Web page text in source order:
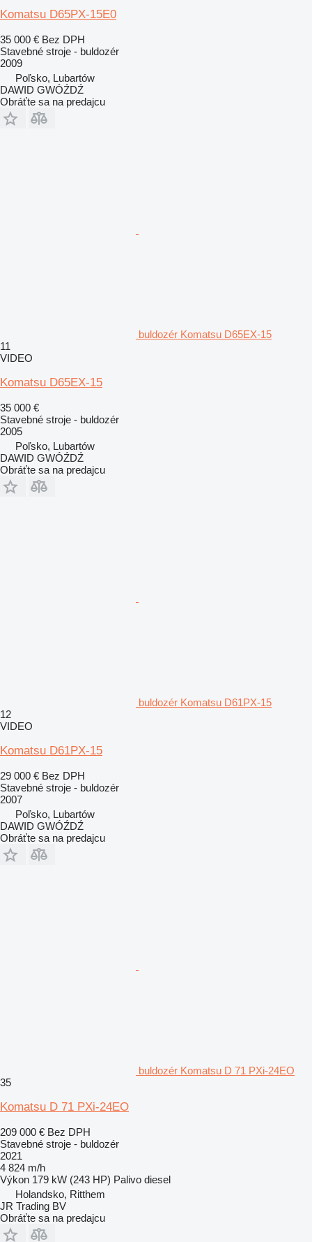
Komatsu D65PX-15E0
35 000 € Bez DPH
Stavebné stroje - buldozér
2009
Poľsko, Lubartów
DAWID GWÓŹDŹ
Obráťte sa na predajcu
buldozér Komatsu D65EX-15
11
VIDEO
Komatsu D65EX-15
35 000 €
Stavebné stroje - buldozér
2005
Poľsko, Lubartów
DAWID GWÓŹDŹ
Obráťte sa na predajcu
buldozér Komatsu D61PX-15
12
VIDEO
Komatsu D61PX-15
29 000 € Bez DPH
Stavebné stroje - buldozér
2007
Poľsko, Lubartów
DAWID GWÓŹDŹ
Obráťte sa na predajcu
buldozér Komatsu D 71 PXi-24EO
35
Komatsu D 71 PXi-24EO
209 000 € Bez DPH
Stavebné stroje - buldozér
2021
4 824 m/h
Výkon 179 kW (243 HP) Palivo diesel
Holandsko, Ritthem
JR Trading BV
Obráťte sa na predajcu